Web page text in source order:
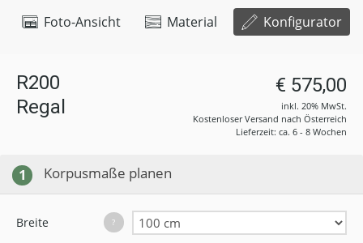
Foto-Ansicht Material Konfigurator
R200
Regal
€ 575,00
inkl. 20% MwSt.
Kostenloser Versand nach Österreich
Lieferzeit: ca. 6 - 8 Wochen
1 Korpusmaße planen
Breite ?